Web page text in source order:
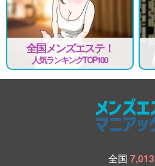
全国メンズエステ！
人気ランキングTOP100
全国 7,013